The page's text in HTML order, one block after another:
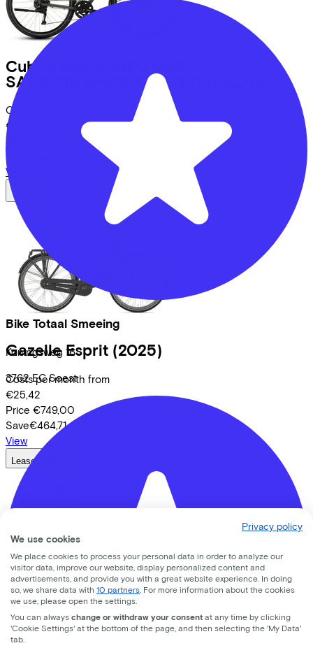
Bike Totaal Smeeing
Koningsweg 16
3762 EC Soest
Cube
SAGEBRUSHGREEN/GREEN
Costs per month from
€26,42
Price
Save
View
Gazelle Esprit (2025)
Costs per month from
€25,42
Price €749,00
Save€464,71
View
Lease a Bike
FAQ
Security & Privacy
Proud partner of
Privacy policy
We use cookies
We place cookies to process your personal data in order to analyze our
visitor data, improve our website, display personalized content and
advertisements, and provide you with a great website experience. In doing
so, we share data with 10 partners . For more information about the cookies
we use, please open the settings.
You can always change or withdraw your consent at any time by clicking
'Cookie Settings' at the bottom of the page, and then selecting the 'My Data'
tab.